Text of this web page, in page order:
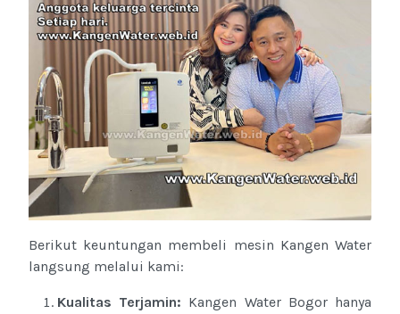
Berikut keuntungan membeli mesin Kangen Water
langsung melalui kami:
Kualitas Terjamin: Kangen Water Bogor hanya